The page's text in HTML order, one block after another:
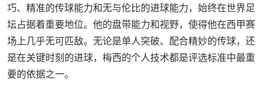
巧、精准的传球能力和无与伦比的进球能力，始终在世界足
坛占据着重要地位。他的盘带能力和视野，使得他在西甲赛
场上几乎无可匹敌。无论是单人突破、配合精妙的传球，还
是在关键时刻的进球，梅西的个人技术都是评选标准中最重
要的依据之一。